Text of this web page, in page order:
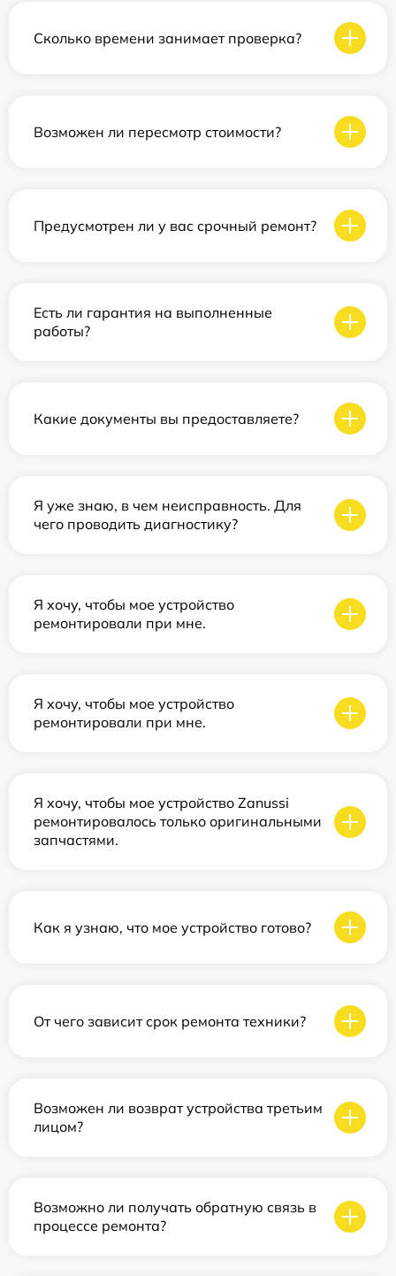
Сколько времени занимает проверка?
Возможен ли пересмотр стоимости?
Предусмотрен ли у вас срочный ремонт?
Есть ли гарантия на выполненные
работы?
Какие документы вы предоставляете?
Я уже знаю, в чем неисправность. Для
чего проводить диагностику?
Я хочу, чтобы мое устройство
ремонтировали при мне.
Я хочу, чтобы мое устройство
ремонтировали при мне.
Я хочу, чтобы мое устройство Zanussi
ремонтировалось только оригинальными
запчастями.
Как я узнаю, что мое устройство готово?
От чего зависит срок ремонта техники?
Возможен ли возврат устройства третьим
лицом?
Возможно ли получать обратную связь в
процессе ремонта?